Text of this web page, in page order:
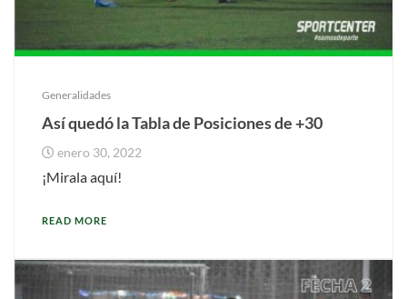
Generalidades
Así quedó la Tabla de Posiciones de +30
enero 30, 2022
¡Mirala aquí!
READ MORE